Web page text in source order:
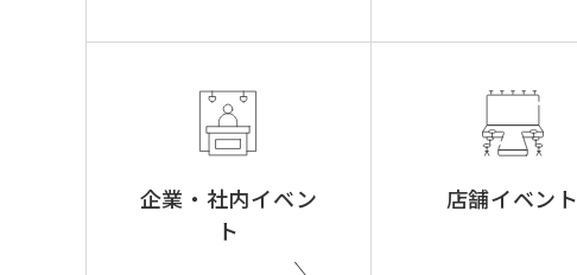
企業・社内イベン
ト
店舗イベント